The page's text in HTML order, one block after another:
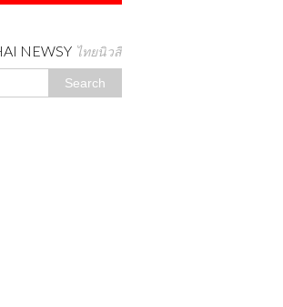
NEWSY ไทยนิวสี่